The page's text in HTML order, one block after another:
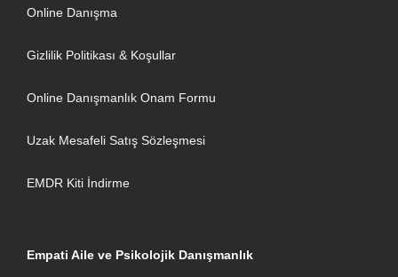
Online Danışma
Gizlilik Politikası & Koşullar
Online Danışmanlık Onam Formu
Uzak Mesafeli Satış Sözleşmesi
EMDR Kiti İndirme
Empati Aile ve Psikolojik Danışmanlık